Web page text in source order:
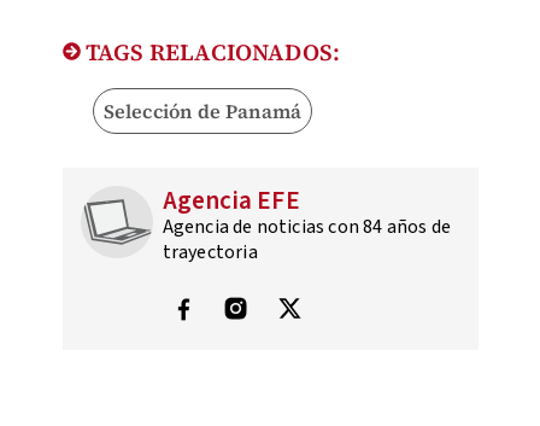
TAGS RELACIONADOS:
Selección de Panamá
Agencia EFE
Agencia de noticias con 84 años de
trayectoria